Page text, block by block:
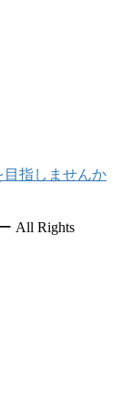
指しませんか
All Rights